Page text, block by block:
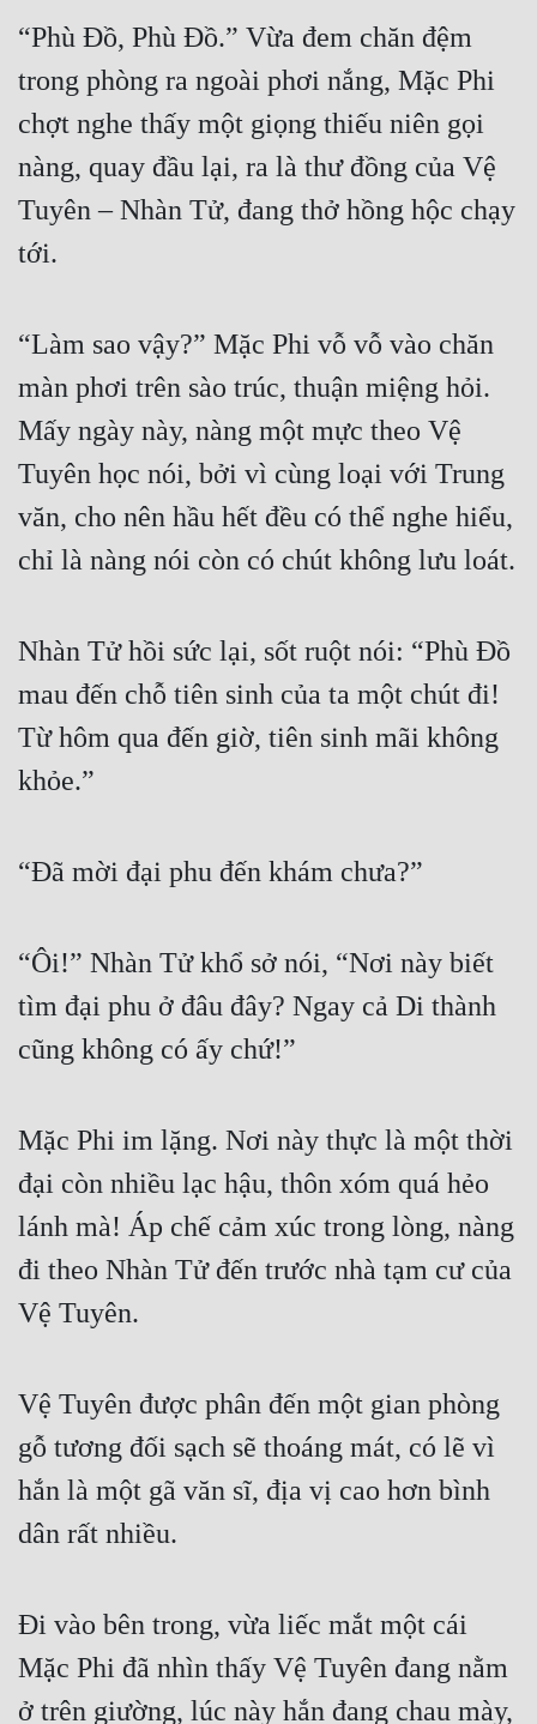
Phản Phái
Quan Trường
Sảng Văn
Sắc
Thanh Xuân
Tiên Hiệp
Tiểu Thuyết
Trinh Thám
Triều Đấu
Tu Tiên
Tội Phạm
Võ Hiệp
Xuyên Không
Xuyên Nhanh
Xuyên Sách
Điền Văn
Đô Thị
Đông Phương Huyền Huyễn
Cẩu Đạo Trường Sinh
Ngự Thú
Truyện Nam
Vô Địch Lưu
Xây Dựng Thế Lực
“Phù Đồ, Phù Đồ.” Vừa đem chăn đệm
trong phòng ra ngoài phơi nắng, Mặc Phi
chợt nghe thấy một giọng thiếu niên gọi
nàng, quay đầu lại, ra là thư đồng của Vệ
Tuyên – Nhàn Tử, đang thở hồng hộc chạy
tới.
“Làm sao vậy?” Mặc Phi vỗ vỗ vào chăn
màn phơi trên sào trúc, thuận miệng hỏi.
Mấy ngày này, nàng một mực theo Vệ
Tuyên học nói, bởi vì cùng loại với Trung
văn, cho nên hầu hết đều có thể nghe hiểu,
chỉ là nàng nói còn có chút không lưu loát.
Nhàn Tử hồi sức lại, sốt ruột nói: “Phù Đồ
mau đến chỗ tiên sinh của ta một chút đi!
Từ hôm qua đến giờ, tiên sinh mãi không
khỏe.”
“Đã mời đại phu đến khám chưa?”
“Ôi!” Nhàn Tử khổ sở nói, “Nơi này biết
tìm đại phu ở đâu đây? Ngay cả Di thành
cũng không có ấy chứ!”
Mặc Phi im lặng. Nơi này thực là một thời
đại còn nhiều lạc hậu, thôn xóm quá hẻo
lánh mà! Áp chế cảm xúc trong lòng, nàng
đi theo Nhàn Tử đến trước nhà tạm cư của
Vệ Tuyên.
Vệ Tuyên được phân đến một gian phòng
gỗ tương đối sạch sẽ thoáng mát, có lẽ vì
hắn là một gã văn sĩ, địa vị cao hơn bình
dân rất nhiều.
Đi vào bên trong, vừa liếc mắt một cái
Mặc Phi đã nhìn thấy Vệ Tuyên đang nằm
ở trên giường, lúc này hắn đang chau mày,